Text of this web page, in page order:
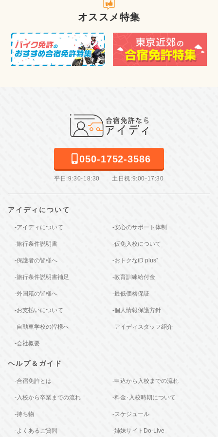
オススメ特集
050-1752-3586
平日:9:30-18:30 土日祝:9:00-17:30
アイディについて
-アイディについて -安心のサポート体制
-旅行条件説明書 -仮免入校について
-保護者の皆様へ -おトクなiD plus⁺
-旅行条件説明書補足 -教育訓練給付金
-外国籍の皆様へ -最低価格保証
-お支払いについて -個人情報保護方針
-自動車学校の皆様へ -アイディスタッフ紹介
-会社概要
ヘルプ＆ガイド
-合宿免許とは -申込から入校までの流れ
-入校から卒業までの流れ -料金･入校時期について
-持ち物 -スケジュール
-よくあるご質問 -姉妹サイトDo-Live